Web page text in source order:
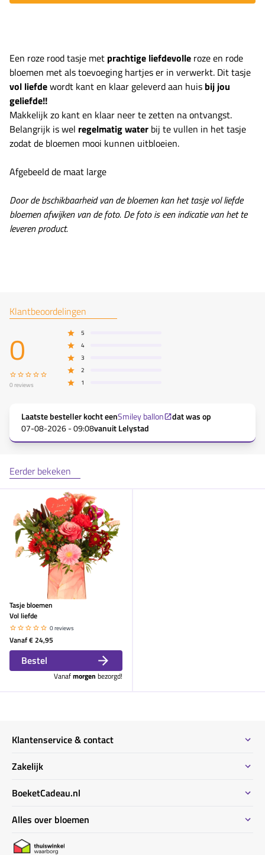
Een roze rood tasje met prachtige liefdevolle roze en rode
bloemen met als toevoeging hartjes er in verwerkt. Dit tasje
vol liefdewordt kant en klaar geleverd aan huis bij jou
geliefde!!
Makkelijk zo kant en klaar neer te zetten na ontvangst.
Belangrijk is wel regelmatig water bij te vullen in het tasje
zodat de bloemen mooi kunnen uitbloeien.
Afgebeeld de maat large
Door de bschikbaarheid van de bloemen kan het tasje vol liefde
bloemen afwijken van de foto. De foto is een indicatie van het te
leveren product.
Klantbeoordelingen
0
0 reviews
5
4
3
2
1
Laatste besteller kocht eenSmiley ballon
dat was op
07-08-2026 - 09:08vanuitLelystad
Eerder bekeken
Tasje bloemen
Vol liefde
0 reviews
Vanaf€ 24,95
Bestel
Vanafmorgen bezorgd!
Klantenservice & contact
Contact
Bestellen & Betalen
Bezorginformatie
Garantie & klachten
Zakelijk
Bestel informatie zakelijk
Duurzaam
Privacy
BoeketCadeau.nl
Waarom BoeketCadeau.nl
BoeketCadeau winkel
Alles over bloemen
Kennisbank bloemen ABC